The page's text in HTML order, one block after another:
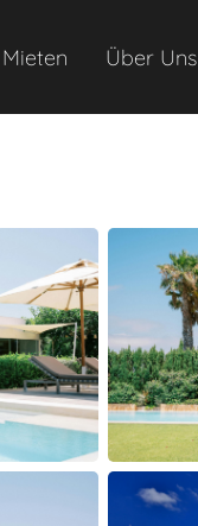
Mieten Über Uns